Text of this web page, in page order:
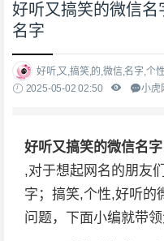
好听又搞笑的微信
名字
好听,又,搞笑,的,微信,名字,个
2025-05-02 02:50
小虎
好听又搞笑的微信名
,对于想起网名的朋友
字；搞笑,个性,好听的
问题，下面小编就带领